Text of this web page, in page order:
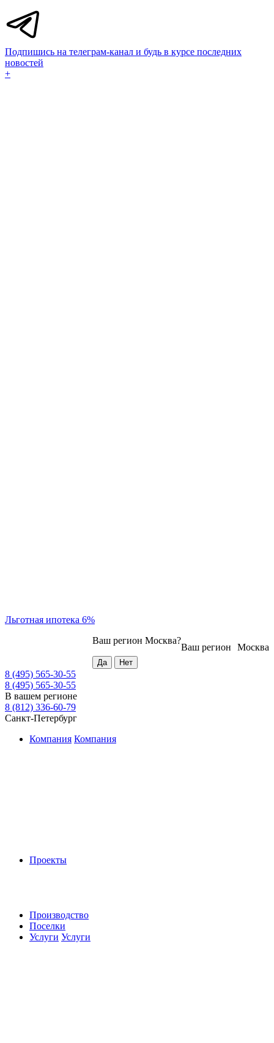
Подпишись на телеграм-канал и будь в курсе последних
новостей
+
Льготная ипотека 6%
Москва
Ваш регион
Ваш регион Москва?
8 (495) 565-30-55
8 (495) 565-30-55
В вашем регионе
8 (812) 336-60-79
Санкт-Петербург
Компания Компания
Проекты
Производство
Поселки
Услуги Услуги